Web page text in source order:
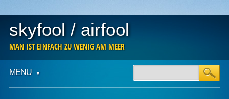
skyfool / airfool
MAN IST EINFACH ZU WENIG AM MEER
Main menu
content
MENU